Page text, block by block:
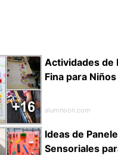
Actividades de
Fina para Niños
alumnoon.com
Ideas de
Sensoriales